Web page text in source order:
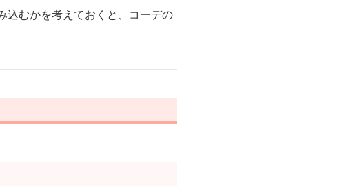
むかを考えておくと、コーデの